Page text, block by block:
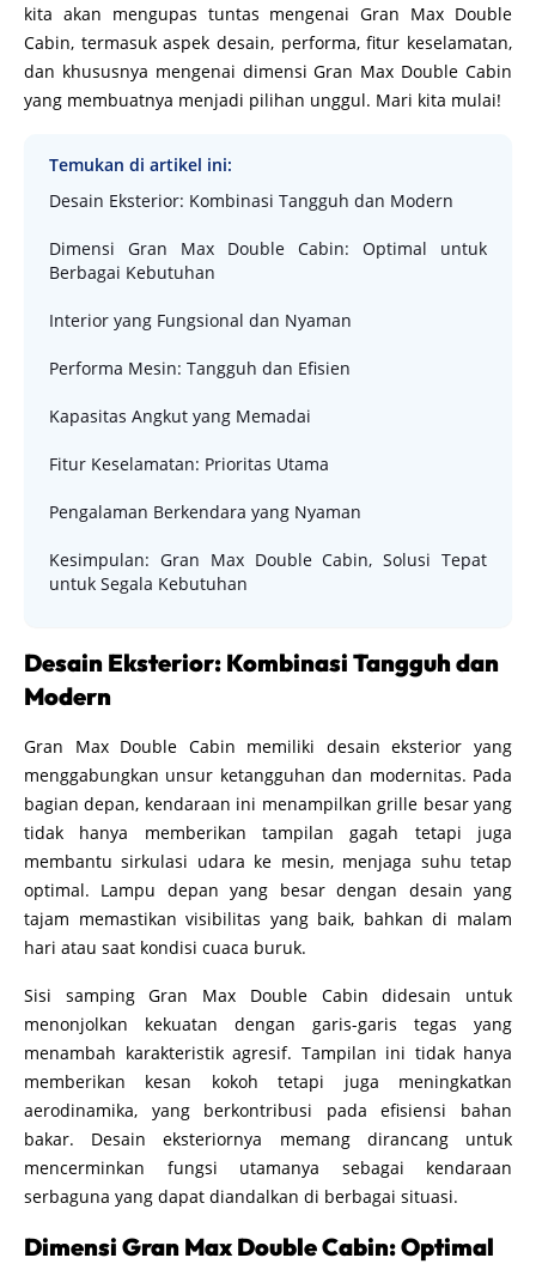
kita akan mengupas tuntas mengenai Gran Max Double
Cabin, termasuk aspek desain, performa, fitur keselamatan,
dan khususnya mengenai dimensi Gran Max Double Cabin
yang membuatnya menjadi pilihan unggul. Mari kita mulai!
Temukan di artikel ini:
Desain Eksterior: Kombinasi Tangguh dan Modern
Dimensi Gran Max Double Cabin: Optimal untuk
Berbagai Kebutuhan
Interior yang Fungsional dan Nyaman
Performa Mesin: Tangguh dan Efisien
Kapasitas Angkut yang Memadai
Fitur Keselamatan: Prioritas Utama
Pengalaman Berkendara yang Nyaman
Kesimpulan: Gran Max Double Cabin, Solusi Tepat
untuk Segala Kebutuhan
Desain Eksterior: Kombinasi Tangguh dan
Modern
Gran Max Double Cabin memiliki desain eksterior yang
menggabungkan unsur ketangguhan dan modernitas. Pada
bagian depan, kendaraan ini menampilkan grille besar yang
tidak hanya memberikan tampilan gagah tetapi juga
membantu sirkulasi udara ke mesin, menjaga suhu tetap
optimal. Lampu depan yang besar dengan desain yang
tajam memastikan visibilitas yang baik, bahkan di malam
hari atau saat kondisi cuaca buruk.
Sisi samping Gran Max Double Cabin didesain untuk
menonjolkan kekuatan dengan garis-garis tegas yang
menambah karakteristik agresif. Tampilan ini tidak hanya
memberikan kesan kokoh tetapi juga meningkatkan
aerodinamika, yang berkontribusi pada efisiensi bahan
bakar. Desain eksteriornya memang dirancang untuk
mencerminkan fungsi utamanya sebagai kendaraan
serbaguna yang dapat diandalkan di berbagai situasi.
Dimensi Gran Max Double Cabin: Optimal